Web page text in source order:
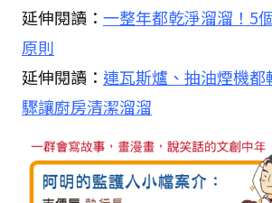
延伸閱讀： 一整年都乾淨溜溜！5
原則
延伸閱讀： 連瓦斯爐、抽油煙機都
驟讓廚房清潔溜溜